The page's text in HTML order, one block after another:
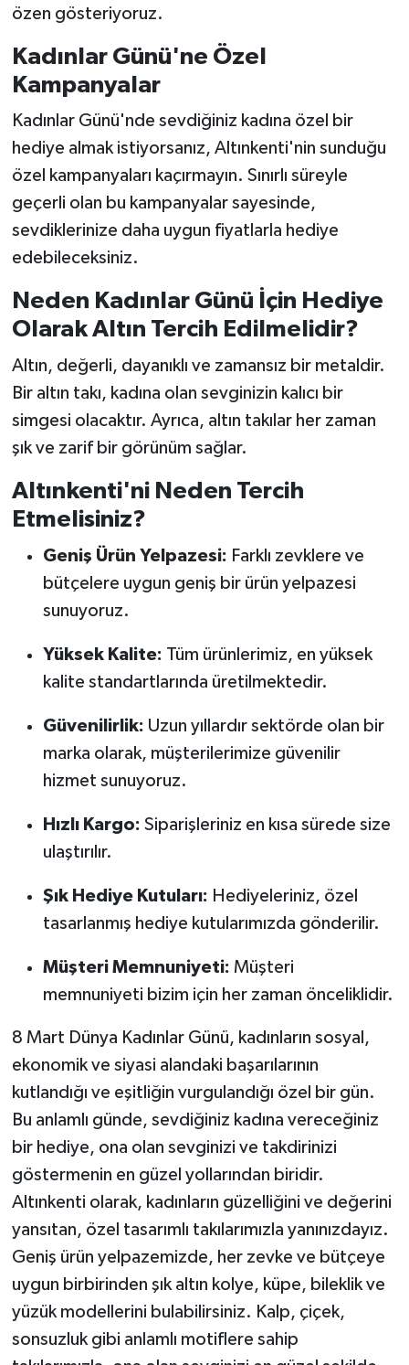
özen gösteriyoruz.
Kadınlar Günü'ne Özel
Kampanyalar
Kadınlar Günü'nde sevdiğiniz kadına özel bir
hediye almak istiyorsanız, Altınkenti'nin sunduğu
özel kampanyaları kaçırmayın. Sınırlı süreyle
geçerli olan bu kampanyalar sayesinde,
sevdiklerinize daha uygun fiyatlarla hediye
edebileceksiniz.
Neden Kadınlar Günü İçin Hediye
Olarak Altın Tercih Edilmelidir?
Altın, değerli, dayanıklı ve zamansız bir metaldir.
Bir altın takı, kadına olan sevginizin kalıcı bir
simgesi olacaktır. Ayrıca, altın takılar her zaman
şık ve zarif bir görünüm sağlar.
Altınkenti'ni Neden Tercih
Etmelisiniz?
Geniş Ürün Yelpazesi: Farklı zevklere ve
bütçelere uygun geniş bir ürün yelpazesi
sunuyoruz.
Yüksek Kalite: Tüm ürünlerimiz, en yüksek
kalite standartlarında üretilmektedir.
Güvenilirlik: Uzun yıllardır sektörde olan bir
marka olarak, müşterilerimize güvenilir
hizmet sunuyoruz.
Hızlı Kargo: Siparişleriniz en kısa sürede size
ulaştırılır.
Şık Hediye Kutuları: Hediyeleriniz, özel
tasarlanmış hediye kutularımızda gönderilir.
Müşteri Memnuniyeti: Müşteri
memnuniyeti bizim için her zaman önceliklidir.
8 Mart Dünya Kadınlar Günü, kadınların sosyal,
ekonomik ve siyasi alandaki başarılarının
kutlandığı ve eşitliğin vurgulandığı özel bir gün.
Bu anlamlı günde, sevdiğiniz kadına vereceğiniz
bir hediye, ona olan sevginizi ve takdirinizi
göstermenin en güzel yollarından biridir.
Altınkenti olarak, kadınların güzelliğini ve değerini
yansıtan, özel tasarımlı takılarımızla yanınızdayız.
Geniş ürün yelpazemizde, her zevke ve bütçeye
uygun birbirinden şık altın kolye, küpe, bileklik ve
yüzük modellerini bulabilirsiniz. Kalp, çiçek,
sonsuzluk gibi anlamlı motiflere sahip